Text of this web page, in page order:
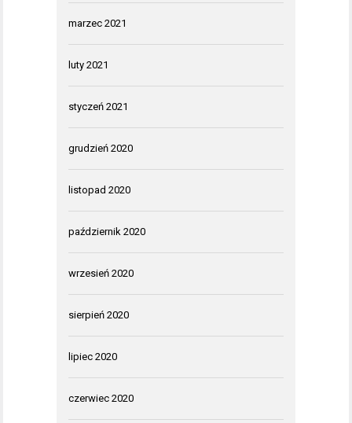
marzec 2021
luty 2021
styczeń 2021
grudzień 2020
listopad 2020
październik 2020
wrzesień 2020
sierpień 2020
lipiec 2020
czerwiec 2020